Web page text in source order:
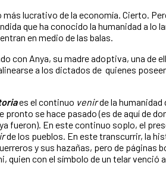
lucrativo de la economía. Cierto.
que ha conocido la humanidad a lo
en medio de las balas.
con Anya, su madre adoptiva, una de
a los dictados de quienes
es el continuo venirde la humanidad
se hace pasado (es de aquí de
fueron). En este continuo soplo, el
de los pueblos. En este transcurrir, la
y sus hazañas, pero de páginas
quien con el símbolo de un telar venció